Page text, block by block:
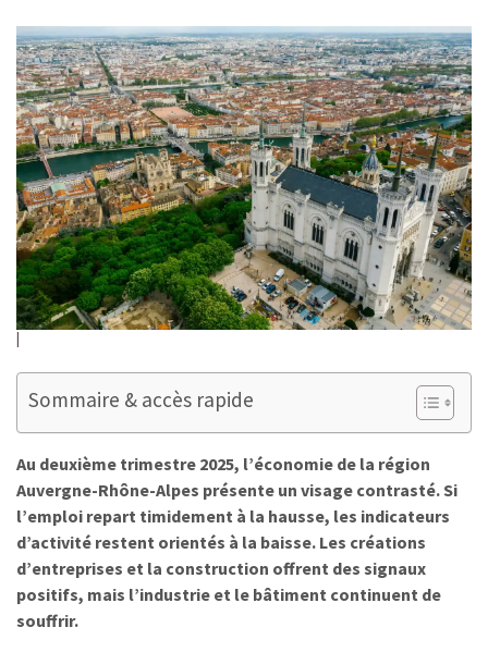
Sommaire & accès rapide
Au deuxième trimestre 2025, l’économie de la région
Auvergne-Rhône-Alpes présente un visage contrasté. Si
l’emploi repart timidement à la hausse, les indicateurs
d’activité restent orientés à la baisse. Les créations
d’entreprises et la construction offrent des signaux
positifs, mais l’industrie et le bâtiment continuent de
souffrir.